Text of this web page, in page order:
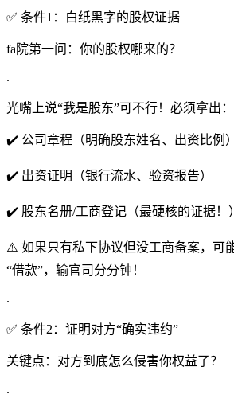
✅ 条件1：白纸黑字的股权证据
fa院第一问：你的股权哪来的？
.
光嘴上说“我是股东”可不行！必须拿出：
✔️ 公司章程（明确股东姓名、出资比例）
✔️ 出资证明（银行流水、验资报告）
✔️ 股东名册/工商登记（最硬核的证据！）
⚠️ 如果只有私下协议但没工商备案，可
“借款”，输官司分分钟！
.
✅ 条件2：证明对方“确实违约”
关键点：对方到底怎么侵害你权益了？
.